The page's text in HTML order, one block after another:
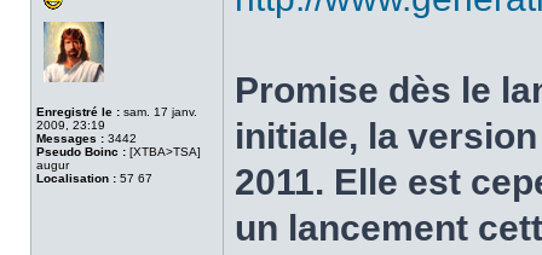
Enregistré le : sam. 17 janv.
2009, 23:19
Messages : 3442
Pseudo Boinc : [XTBA>TSA]
augur
Localisation : 57 67
Promise dès le
initiale, la
2011. Elle est
un lancement